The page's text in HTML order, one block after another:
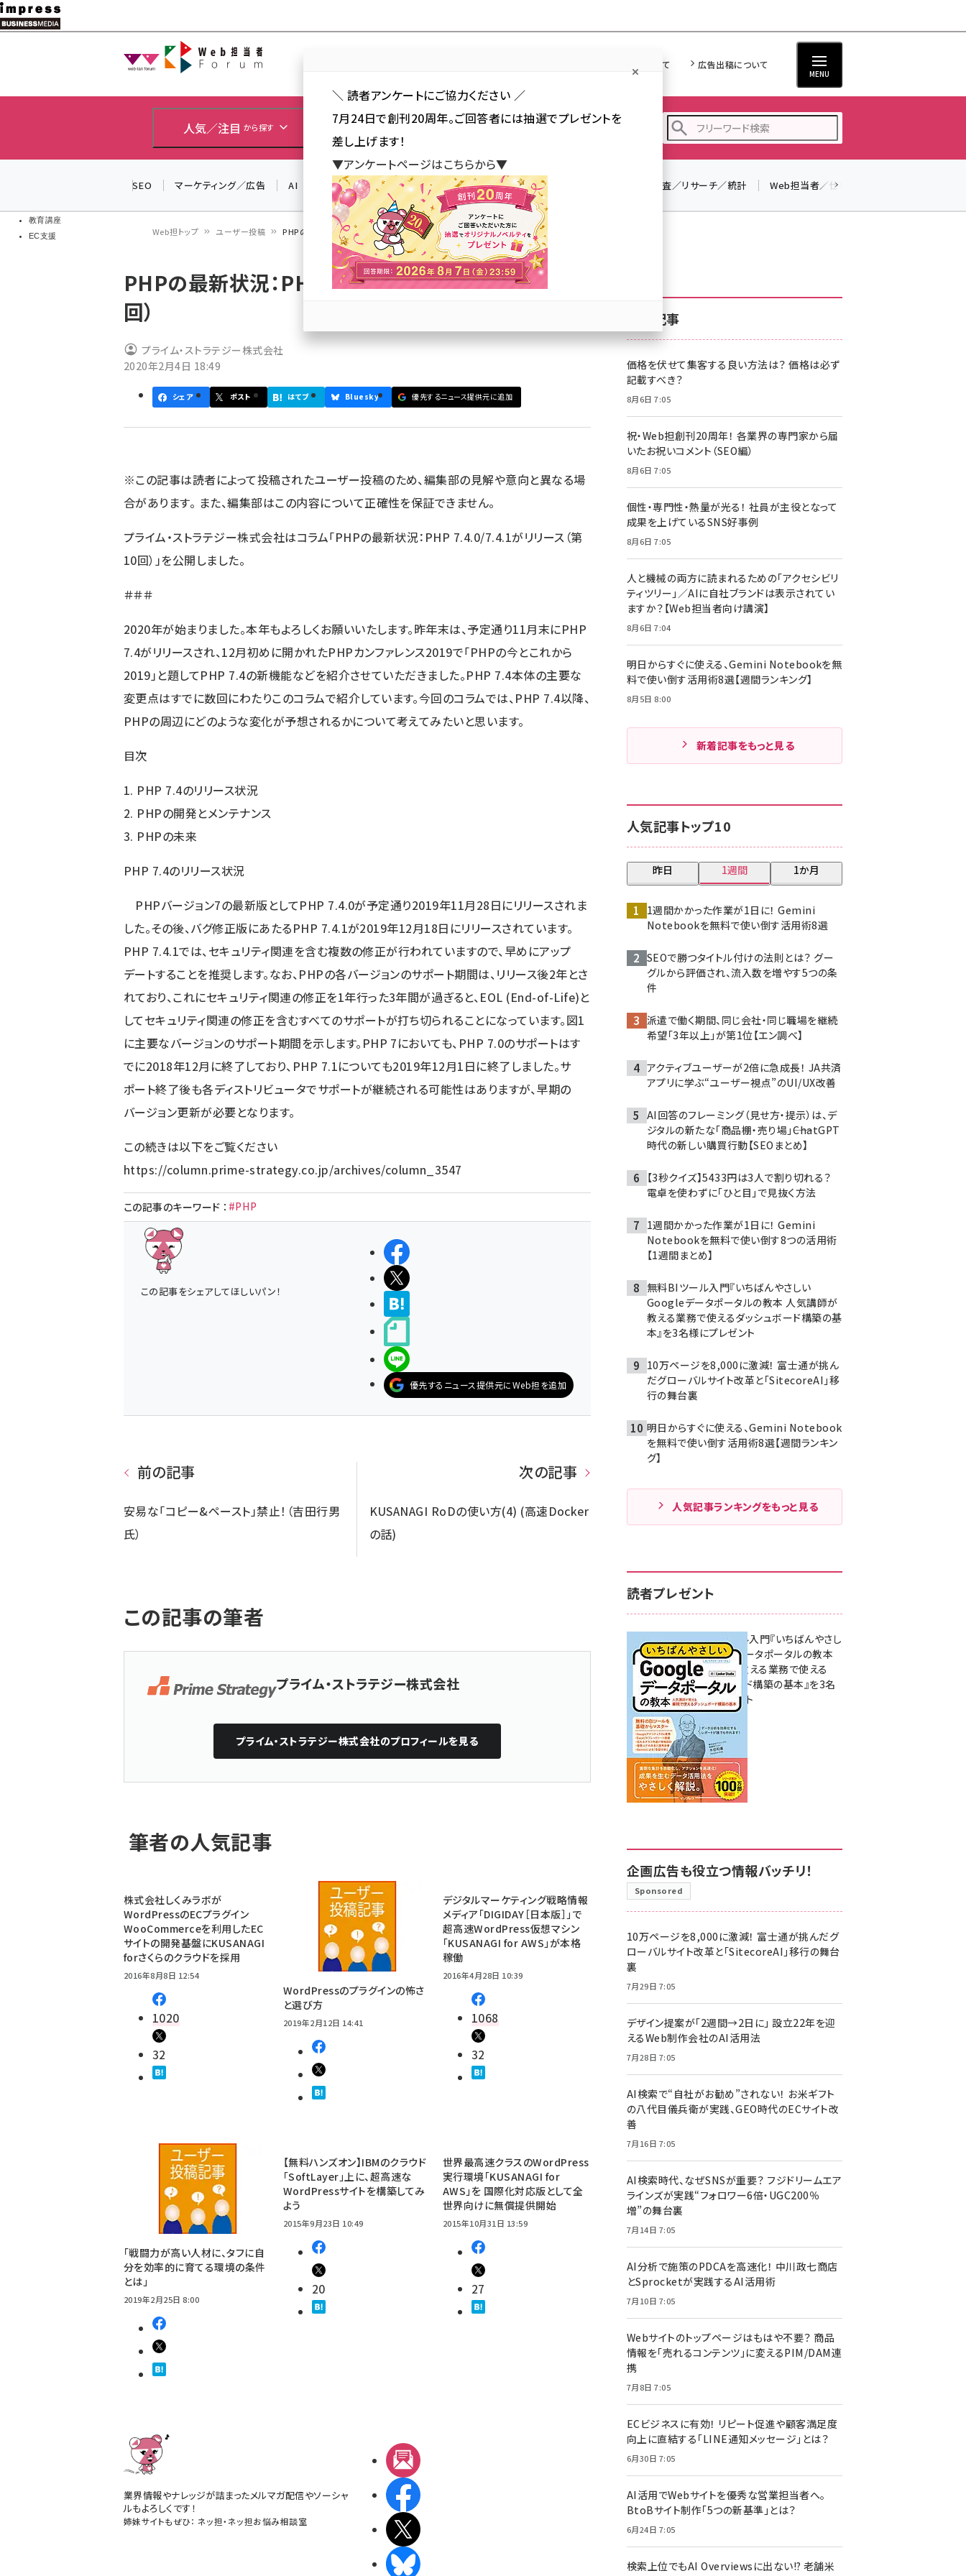
メ
イ
教育講座
EC支援
Web担当者Forum
Web担について 広告出稿について
MENU
人気／注目 から探す カテゴリ／種別 から探す セミナー／イベント から探す
z世代 (1620)
meo (1274)
SEO マーケティング／広告 AI SNS アクセス解析／データ分析 サイト制作／デザイン 調査／リサーチ／統計 Web担当者／仕事
ン
く
ず
Web担トップ ユーザー投稿 PHPの最新状況：PHP 7.4.0/7.4.1がリリース（第10回）
PHPの最新状況：PHP 7.4.0/7.4.1がリリース（第10
回）
プライム・ストラテジー株式会社
2020年2月4日 18:49
シェア ポスト はてブ Bluesky 優先するニュース提供元に追加
※この記事は読者によって投稿されたユーザー投稿のため、編集部の見解や意向と異なる場
合があります。 また、編集部はこの内容について正確性を保証できません。
プライム・ストラテジー株式会社はコラム「PHPの最新状況：PHP 7.4.0/7.4.1がリリース（第
10回）」を公開しました。
＃＃＃
2020年が始まりました。本年もよろしくお願いいたします。昨年末は、予定通り11月末にPHP
7.4がリリースされ、12月初めに開かれたPHPカンファレンス2019で「PHPの今とこれから
2019」と題してPHP 7.4の新機能などを紹介させていただきました。PHP 7.4本体の主要な
変更点はすでに数回にわたりこのコラムで紹介しています。今回のコラムでは、PHP 7.4以降、
PHPの周辺にどのような変化が予想されるかについて考えてみたいと思います。
目次
1. PHP 7.4のリリース状況
2. PHPの開発とメンテナンス
3. PHPの未来
PHP 7.4のリリース状況
PHPバージョン7の最新版としてPHP 7.4.0が予定通り2019年11月28日にリリースされま
した。その後、バグ修正版にあたるPHP 7.4.1が2019年12月18日にリリースされています。
PHP 7.4.1では、セキュリティ関連を含む複数の修正が行われていますので、早めにアップ
デートすることを推奨します。なお、PHPの各バージョンのサポート期間は、リリース後2年とさ
れており、これにセキュリティ関連の修正を1年行った3年間が過ぎると、EOL (End-of-Life)と
してセキュリティ関連の修正を含むすべてのサポートが打ち切られることになっています。図1
に主要なバージョンのサポート期間を示します。PHP 7においても、PHP 7.0のサポートはす
でに2018年12月に終了しており、PHP 7.1についても2019年12月1日に終了しました。サ
ポート終了後も各ディストリビュータでサポートが継続される可能性はありますが、早期の
バージョン更新が必要となります。
この続きは以下をご覧ください
https://column.prime-strategy.co.jp/archives/column_3547
この記事のキーワード ： #PHP
この記事をシェアしてほしいパン！
シェアする
ポストする
LINEで送る
優先するニュース提供元にWeb担を追加
前の記事
安易な「コピー&ペースト」禁止！（吉田行男
氏）
次の記事
KUSANAGI RoDの使い方(4) (高速Docker
の話)
この記事の筆者
プライム・ストラテジー株式会社
プライム・ストラテジー株式会社のプロフィールを見る
筆者の人気記事
株式会社しくみラボが
WordPressのECプラグイン
WooCommerceを利用したEC
サイトの開発基盤にKUSANAGI
forさくらのクラウドを採用
2016年8月8日 12:54
1020
32
WordPressのプラグインの怖さ
と選び方
2019年2月12日 14:41
デジタルマーケティング戦略情報
メディア「DIGIDAY［日本版］」で
超高速WordPress仮想マシン
「KUSANAGI for AWS」が本格
稼働
2016年4月28日 10:39
1068
32
「戦闘力が高い人材に、タフに自
分を効率的に育てる環境の条件
とは」
2019年2月25日 8:00
【無料ハンズオン】IBMのクラウド
「SoftLayer」上に、超高速な
WordPressサイトを構築してみ
よう
2015年9月23日 10:49
20
世界最高速クラスのWordPress
実行環境「KUSANAGI for
AWS」を 国際化対応版として全
世界向けに無償提供開始
2015年10月31日 13:59
27
業界情報やナレッジが詰まったメルマガ配信やソーシャ
ルもよろしくです！
姉妹サイトもぜひ： ネッ担・ネッ担お悩み相談室
新着記事
価格を伏せて集客する良い方法は？ 価格は必ず
記載すべき？
8月6日 7:05
祝・Web担創刊20周年！ 各業界の専門家から届
いたお祝いコメント（SEO編）
8月6日 7:05
個性・専門性・熱量が光る！ 社員が主役となって
成果を上げているSNS好事例
8月6日 7:05
人と機械の両方に読まれるための「アクセシビリ
ティツリー」／AIに自社ブランドは表示されてい
ますか？【Web担当者向け講演】
8月6日 7:04
明日からすぐに使える、Gemini Notebookを無
料で使い倒す活用術8選【週間ランキング】
8月5日 8:00
新着記事をもっと見る
人気記事トップ10
昨日 1週間 1か月
1週間かかった作業が1日に！ Gemini
Notebookを無料で使い倒す活用術8選
SEOで勝つタイトル付けの法則とは？ グー
グルから評価され、流入数を増やす5つの条
件
派遣で働く期間、同じ会社・同じ職場を継続
希望「3年以上」が第1位【エン調べ】
アクティブユーザーが2倍に急成長！ JA共済
アプリに学ぶ“ユーザー視点”のUI/UX改善
AI回答のフレーミング（見せ方・提示）は、デ
ジタルの新たな「商品棚・売り場」――ChatGPT
時代の新しい購買行動【SEOまとめ】
【3秒クイズ】5433円は3人で割り切れる？
電卓を使わずに「ひと目」で見抜く方法
1週間かかった作業が1日に！ Gemini
Notebookを無料で使い倒す8つの活用術
【1週間まとめ】
無料BIツール入門『いちばんやさしい
Googleデータポータルの教本 人気講師が
教える業務で使えるダッシュボード構築の基
本』を3名様にプレゼント
10万ページを8,000に激減！ 富士通が挑ん
だグローバルサイト改革と「SitecoreAI」移
行の舞台裏
明日からすぐに使える、Gemini Notebook
を無料で使い倒す活用術8選【週間ランキン
グ】
人気記事ランキングをもっと見る
読者プレゼント
無料BIツール入門『いちばんやさし
いGoogleデータポータルの教本
人気講師が教える業務で使える
ダッシュボード構築の基本』を3名
様にプレゼント
7月31日 10:00
企画広告も役立つ情報バッチリ！
Sponsored
10万ページを8,000に激減！ 富士通が挑んだグ
ローバルサイト改革と「SitecoreAI」移行の舞台
裏
7月29日 7:05
デザイン提案が「2週間→2日に」 設立22年を迎
えるWeb制作会社のAI活用法
7月28日 7:05
AI検索で“自社がお勧め”されない！ お米ギフト
の八代目儀兵衛が実践、GEO時代のECサイト改
善
7月16日 7:05
AI検索時代、なぜSNSが重要？ フジドリームエア
ラインズが実践“フォロワー6倍・UGC200％
増”の舞台裏
7月14日 7:05
AI分析で施策のPDCAを高速化！ 中川政七商店
とSprocketが実践するAI活用術
7月10日 7:05
Webサイトのトップページはもはや不要？ 商品
情報を「売れるコンテンツ」に変えるPIM/DAM連
携
7月8日 7:05
ECビジネスに有効！ リピート促進や顧客満足度
向上に直結する「LINE通知メッセージ」とは？
6月30日 7:05
AI活用でWebサイトを優秀な営業担当者へ。
BtoBサイト制作「5つの新基準」とは？
6月24日 7:05
検索上位でもAI Overviewsに出ない!? 老舗米
＼ 読者アンケートにご協力ください ／
7月24日で創刊20周年。ご回答者には抽選でプレゼントを
差し上げます！
▼アンケートページはこちらから▼